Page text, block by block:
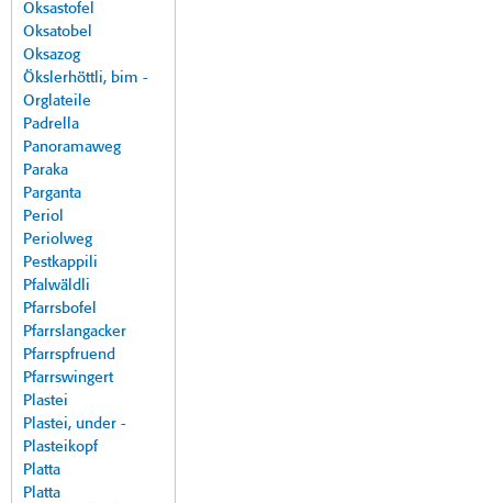
Oksastofel
Oksatobel
Oksazog
Ökslerhöttli, bim -
Orglateile
Padrella
Panoramaweg
Paraka
Parganta
Periol
Periolweg
Pestkappili
Pfalwäldli
Pfarrsbofel
Pfarrslangacker
Pfarrspfruend
Pfarrswingert
Plastei
Plastei, under -
Plasteikopf
Platta
Platta